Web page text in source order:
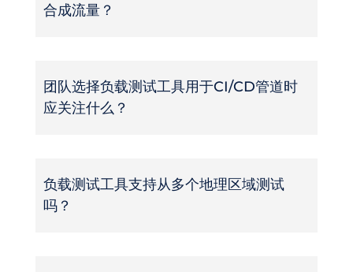
合成流量？
团队选择负载测试工具用于CI/CD管道时
应关注什么？
负载测试工具支持从多个地理区域测试
吗？